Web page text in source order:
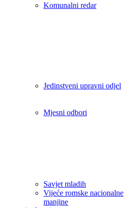
Komunalni redar
Jedinstveni upravni odjel
Mjesni odbori
Savjet mladih
Vijeće romske nacionalne
manjine